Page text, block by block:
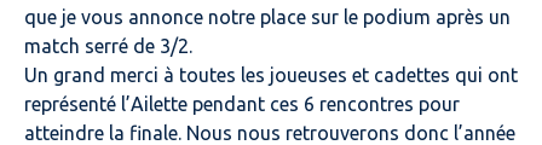
que je vous annonce notre place sur le podium après un
match serré de 3/2.
Un grand merci à toutes les joueuses et cadettes qui ont
représenté l’Ailette pendant ces 6 rencontres pour
atteindre la finale. Nous nous retrouverons donc l’année